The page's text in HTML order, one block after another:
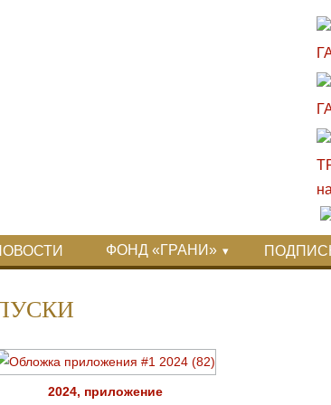
ФОНД «ГРАНИ»
2024, приложение